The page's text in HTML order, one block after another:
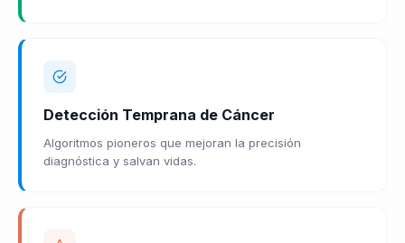
Detección Temprana de Cáncer
Algoritmos pioneros que mejoran la precisión
diagnóstica y salvan vidas.